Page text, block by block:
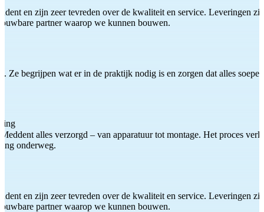
en zijn zeer tevreden over de kwaliteit en service. Leveringen
partner waarop we kunnen bouwen.
Ze begrijpen wat er in de praktijk nodig is en zorgen dat alles
alles verzorgd – van apparatuur tot montage. Het proces
onderweg.
en zijn zeer tevreden over de kwaliteit en service. Leveringen
partner waarop we kunnen bouwen.